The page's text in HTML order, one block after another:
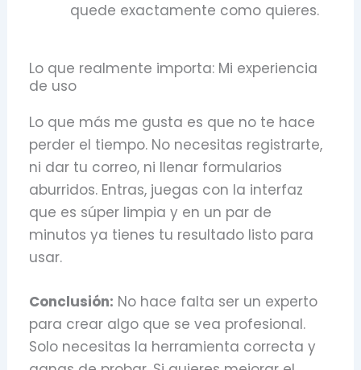
quede exactamente como quieres.
Lo que realmente importa: Mi experiencia
de uso
Lo que más me gusta es que no te hace
perder el tiempo. No necesitas registrarte,
ni dar tu correo, ni llenar formularios
aburridos. Entras, juegas con la interfaz
que es súper limpia y en un par de
minutos ya tienes tu resultado listo para
usar.
Conclusión: No hace falta ser un experto
para crear algo que se vea profesional.
Solo necesitas la herramienta correcta y